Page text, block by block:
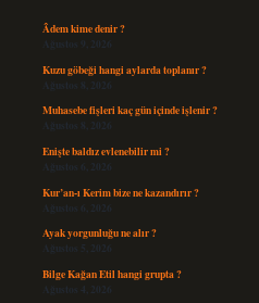
Âdem kime denir ?
Ağustos 9, 2026
Kuzu göbeği hangi aylarda toplanır ?
Ağustos 8, 2026
Muhasebe fişleri kaç gün içinde işlenir ?
Ağustos 8, 2026
Enişte baldız evlenebilir mi ?
Ağustos 6, 2026
Kur’an-ı Kerim bize ne kazandırır ?
Ağustos 6, 2026
Ayak yorgunluğu ne alır ?
Ağustos 5, 2026
Bilge Kağan Etil hangi grupta ?
Ağustos 4, 2026